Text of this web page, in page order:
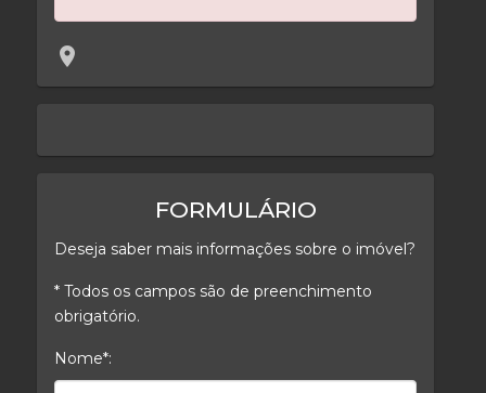
location_on
FORMULÁRIO
Deseja saber mais informações sobre o imóvel?
* Todos os campos são de preenchimento
obrigatório.
Nome*: